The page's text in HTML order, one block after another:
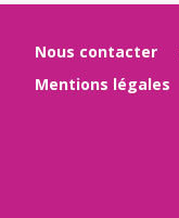
Nous contacter
Mentions légales